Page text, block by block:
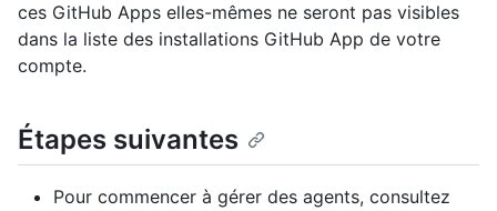
ces GitHub Apps elles-mêmes ne seront pas visibles
dans la liste des installations GitHub App de votre
compte.
Étapes suivantes
Pour commencer à gérer des agents, consultez